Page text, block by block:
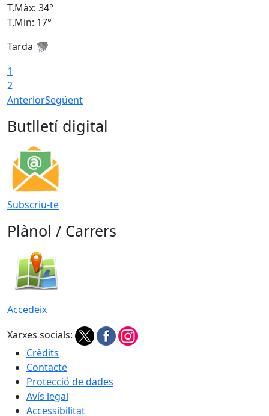
T.Màx: 34°
T.Min: 17°
Tarda
1
2
AnteriorSegüent
Butlletí digital
Subscriu-te
Plànol / Carrers
Accedeix
Xarxes socials:
Crèdits
Contacte
Protecció de dades
Avís legal
Accessibilitat